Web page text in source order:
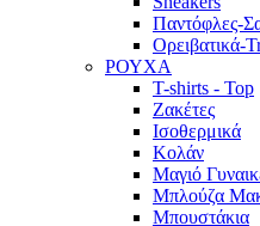
Παντόφλες-
Ορειβατικά-
ΡΟΥΧΑ
T-shirts - Top
Ζακέτες
Ισοθερμικά
Κολάν
Μαγιό
Μπλούζα
Μπουστάκια